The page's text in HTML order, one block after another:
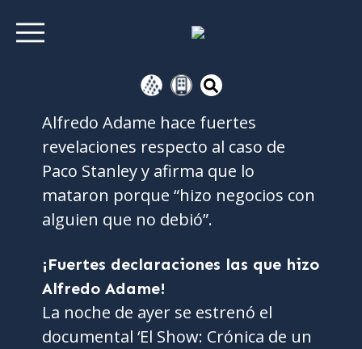
Alfredo Adame hace fuertes
revelaciones respecto al caso de
Paco Stanley y afirma que lo
mataron porque “hizo negocios con
alguien que no debió”.
¡Fuertes declaraciones las que hizo
Alfredo Adame!
La noche de ayer se estrenó el
documental ‘El Show: Crónica de un